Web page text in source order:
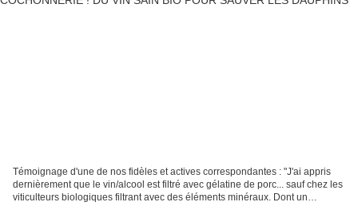
Témoignage d'une de nos fidèles et actives correspondantes : "J'ai appris
dernièrement que le vin/alcool est filtré avec gélatine de porc... sauf chez les
viticulteurs biologiques filtrant avec des éléments minéraux. Dont un